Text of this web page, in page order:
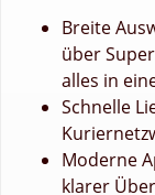
Breite
über
alles in
Schnelle
Moderne
klarer